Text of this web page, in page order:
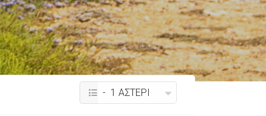
- 1 ΑΣΤΕΡΙ